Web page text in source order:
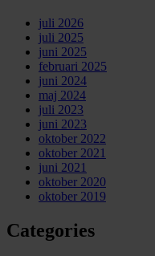
juli 2026
juli 2025
juni 2025
februari 2025
juni 2024
maj 2024
juli 2023
juni 2023
oktober 2022
oktober 2021
juni 2021
oktober 2020
oktober 2019
Categories